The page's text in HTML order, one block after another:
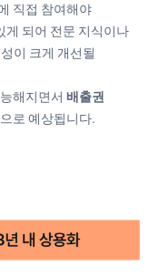
직접 참여해야
게 되어 전문 지식이나
이 크게 개선될
해지면서 배출권
로 예상됩니다.